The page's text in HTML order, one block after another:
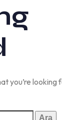
you’re looking